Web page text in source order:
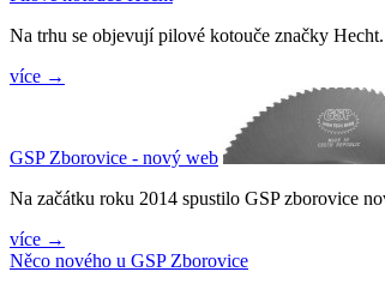
Na trhu se objevují pilové kotouče značky
více →
GSP Zborovice - nový web
Na začátku roku 2014 spustilo GSP zborovice
více →
Něco nového u GSP Zborovice